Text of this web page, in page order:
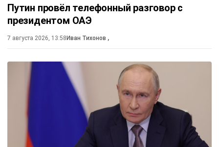
Путин провёл телефонный разговор с
президентом ОАЭ
7 августа 2026, 13:58Иван Тихонов ,